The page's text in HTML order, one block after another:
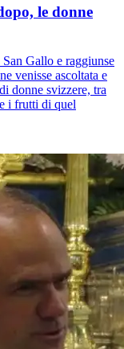
le donne
Gallo e raggiunse
venisse ascoltata e
donne svizzere, tra
i frutti di quel